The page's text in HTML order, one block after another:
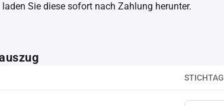
Sie diese sofort nach Zahlung herunter.
STICHTAG